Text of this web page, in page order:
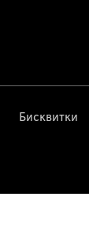
Бисквитки